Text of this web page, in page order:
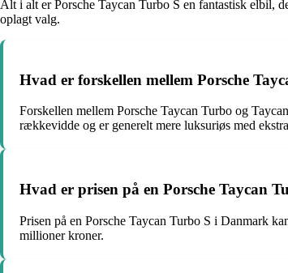
Alt i alt er Porsche Taycan Turbo S en fantastisk elbil,
oplagt valg.
Hvad er forskellen mellem Porsche
Forskellen mellem Porsche Taycan Turbo og
rækkevidde og er generelt mere luksuriøs med
Hvad er prisen på en Porsche Taycan
Prisen på en Porsche Taycan Turbo S i Danmark
millioner kroner.